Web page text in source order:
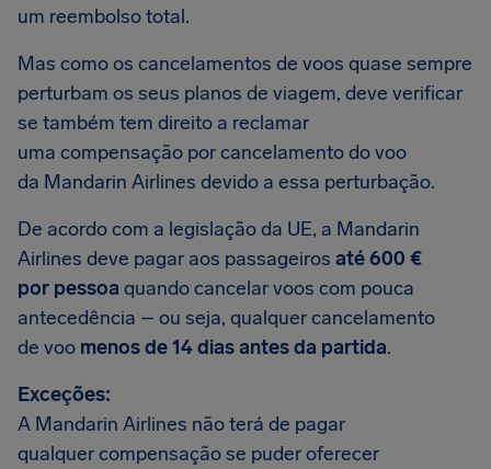
um reembolso total.
Mas como os cancelamentos de voos quase sempre
perturbam os seus planos de viagem, deve verificar
se também tem direito a reclamar
uma compensação por cancelamento do voo
da Mandarin Airlines devido a essa perturbação.
De acordo com a legislação da UE, a Mandarin
Airlines deve pagar aos passageiros até 600 €
por pessoa quando cancelar voos com pouca
antecedência – ou seja, qualquer cancelamento
de voo menos de 14 dias antes da partida.
Exceções:
A Mandarin Airlines não terá de pagar
qualquer compensação se puder oferecer